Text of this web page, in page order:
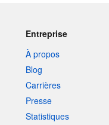
Entreprise
À propos
Blog
Carrières
Presse
Statistiques